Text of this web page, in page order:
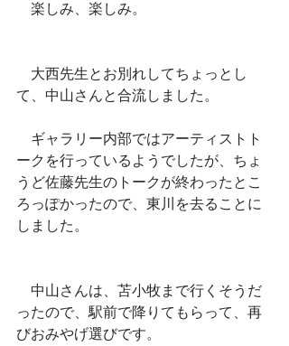
楽しみ、楽しみ。
大西先生とお別れしてちょっとし
て、中山さんと合流しました。
ギャラリー内部ではアーティストト
ークを行っているようでしたが、ちょ
うど佐藤先生のトークが終わったとこ
ろっぽかったので、東川を去ることに
しました。
中山さんは、苫小牧まで行くそうだ
ったので、駅前で降りてもらって、再
びおみやげ選びです。